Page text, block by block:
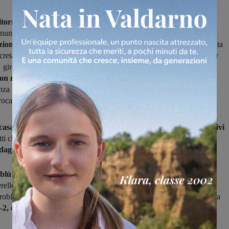
del Montevarchi
inizia con una trasferta molto impegnativa
essere quella i n casa del Seravezza, squadra che occupa
in classifica a una lunghezza dalla capolista Pianese e che vanta
e un buon attacco grazie soprattutto e Benedetti, terzo miglior
con nove reti e lo scorso anno vincitore della classifica
mancano in rosa altri giocatori di qualità
ed esperienza,
e qualche nuovo ingresso nel mercato di dicembre, fra i quali
Simonetti.
cercheranno di fare risultato pieno dopo
quattro 1-1 consecutivi
che, dal canto loro, dopo ina vittoria e due pareggi cercheranno
terreno sulla zona play-out.
fuori, fuorioltre agli infortunati da tempo Casagni, Nannini,
anche Messini per problemi muscolari e Ciofi che ieri ha
in allenamento. Il modulo scelto da mister Calori per questa
2, da capire chi saranno gli interpreti viste le assenze.